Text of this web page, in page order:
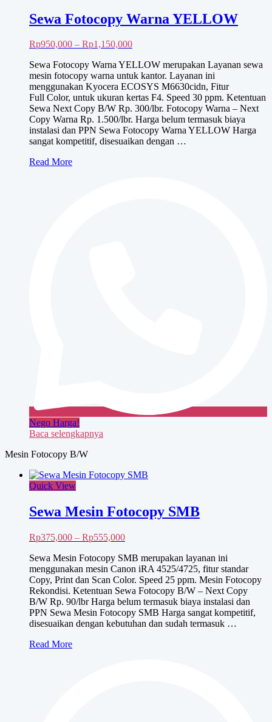
Sewa Fotocopy Warna YELLOW
Rp950,000 – Rp1,150,000Rentang
Rp950,000
hingga
Rp1,150,000
Sewa Fotocopy Warna YELLOW merupakan Layanan sewa
mesin fotocopy warna untuk kantor. Layanan ini
menggunakan Kyocera ECOSYS M6630cidn, Fitur
Full Color, untuk ukuran kertas F4. Speed 30 ppm. Ketentuan
Sewa Next Copy B/W Rp. 300/lbr. Fotocopy Warna – Next
Copy Warna Rp. 1.500/lbr. Harga belum termasuk biaya
instalasi dan PPN Sewa Fotocopy Warna YELLOW Harga
sangat kompetitif, disesuaikan dengan …
Sewa
Read More
Nego Harga!
Baca selengkapnya
Mesin Fotocopy B/W
Quick View
Sewa Mesin Fotocopy SMB
Rp375,000 – Rp555,000Rentang
Rp375,000
hingga
Rp555,000
Sewa Mesin Fotocopy SMB merupakan layanan ini
menggunakan mesin Canon iRA 4525/4725, fitur standar
Copy, Print dan Scan Color. Speed 25 ppm. Mesin Fotocopy
Rekondisi. Ketentuan Sewa Fotocopy B/W – Next Copy
B/W Rp. 90/lbr Harga belum termasuk biaya instalasi dan
PPN Sewa Mesin Fotocopy SMB Harga sangat kompetitif,
disesuaikan dengan kebutuhan dan sudah termasuk …
Sewa
Read More